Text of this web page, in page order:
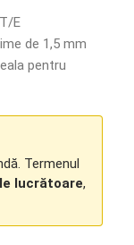
E
de 1,5 mm
pentru
Termenul
lucrătoare,